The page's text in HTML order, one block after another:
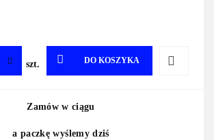
szt. DO KOSZYKA
Zamów w ciągu
a paczkę wyślemy dziś